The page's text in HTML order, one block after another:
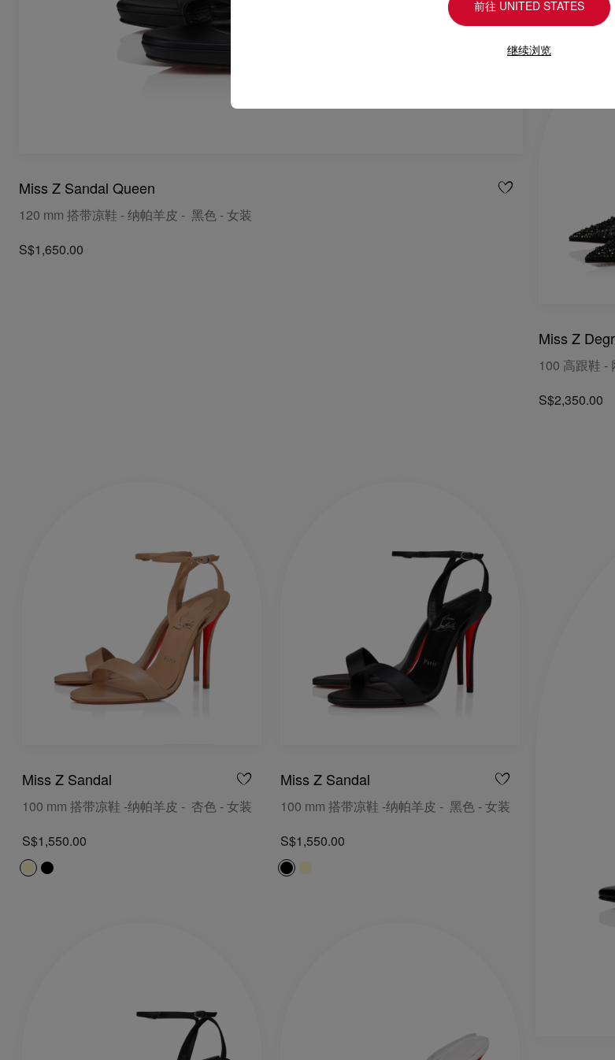
Miss Z
100 高跟鞋 -
S$2,350.00
Miss Z Sandal Queen
120 mm 搭带凉鞋 - 纳帕羊皮 - 黑色 - 女装
S$1,650.00
Miss Z Sandal
100 mm 搭带凉鞋 -纳帕羊皮 - 杏色 - 女装
S$1,550.00
Miss Z Sandal
100 mm 搭带凉鞋 -纳帕羊皮 - 黑色 - 女装
S$1,550.00
前往 UNITED STATES
继续浏览